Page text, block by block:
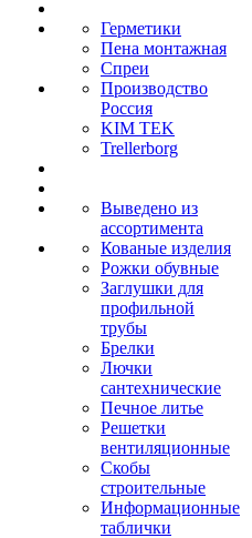
Герметики
Пена монтажная
Спреи
Производство
Россия
KIM TEK
Trellerborg
Выведено из
ассортимента
Кованые изделия
Рожки обувные
Заглушки для
профильной
трубы
Брелки
Лючки
сантехнические
Печное литье
Решетки
вентиляционные
Скобы
строительные
Информационные
таблички